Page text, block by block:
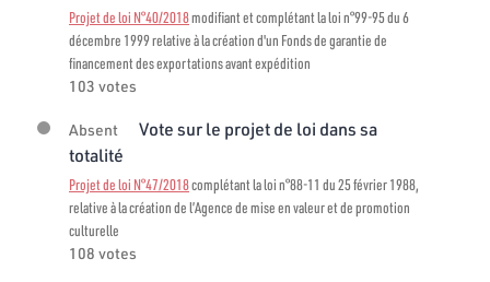
Projet de loi N°40/2018modifiant et complétant la loi n°99-95 du 6
décembre 1999 relative à la création d'un Fonds de garantie de
financement des exportations avant expédition
103 votes
Absent
Vote sur le projet de loi dans sa
totalité
Projet de loi N°47/2018complétant la loi n°88-11 du 25 février 1988,
relative à la création de l’Agence de mise en valeur et de promotion
culturelle
108 votes